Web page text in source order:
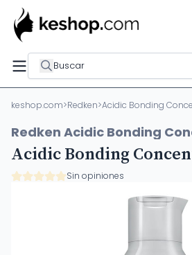
Buscar
keshop.com>Redken>Acidic Bonding
Redken Acidic Bonding
Acidic Bonding
Sin opiniones